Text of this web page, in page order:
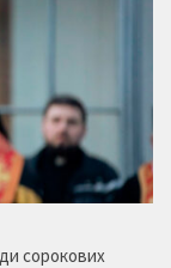
сорокових